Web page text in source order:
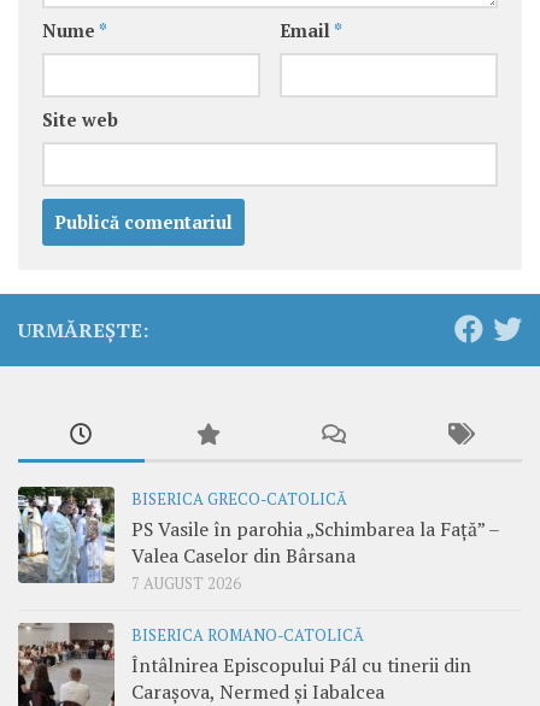
Nume * Email *
Site web
URMĂREȘTE:
BISERICA GRECO-CATOLICĂ
PS Vasile în parohia „Schimbarea la Față” –
Valea Caselor din Bârsana
7 AUGUST 2026
BISERICA ROMANO-CATOLICĂ
Întâlnirea Episcopului Pál cu tinerii din
Carașova, Nermed și Iabalcea